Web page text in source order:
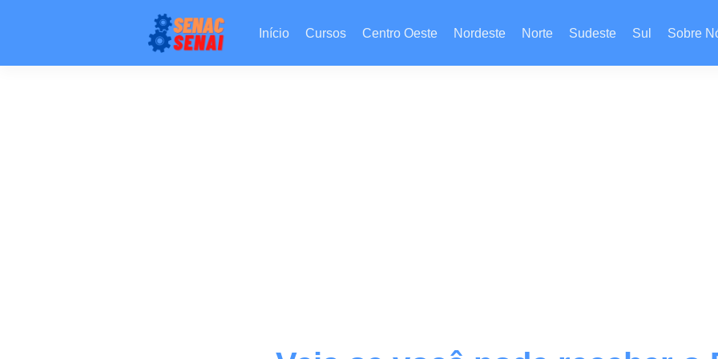
Início Cursos Centro Oeste Nordeste Norte Sudeste Sul Sobre